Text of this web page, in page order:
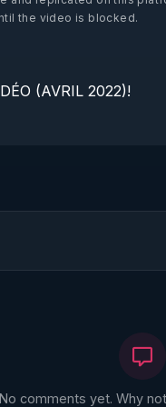
the video is blocked.
(AVRIL 2022)!
No comments yet. Why